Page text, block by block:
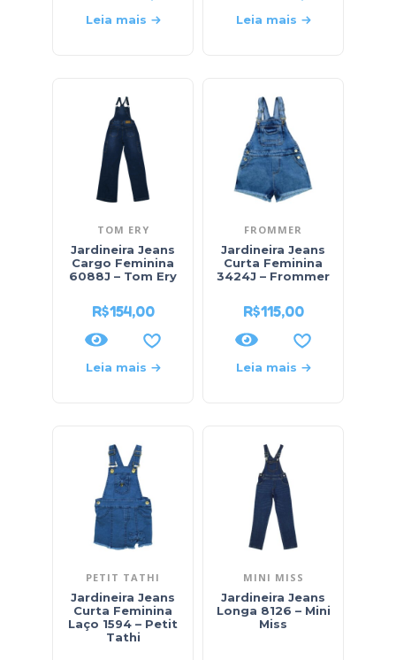
Leia mais Leia mais
TOM ERY
Jardineira Jeans
Cargo Feminina
6088J – Tom Ery
R$154,00
Leia mais
FROMMER
Jardineira Jeans
Curta Feminina
3424J – Frommer
R$115,00
Leia mais
PETIT TATHI
Jardineira Jeans
Curta Feminina
Laço 1594 – Petit
Tathi
MINI MISS
Jardineira Jeans
Longa 8126 – Mini
Miss